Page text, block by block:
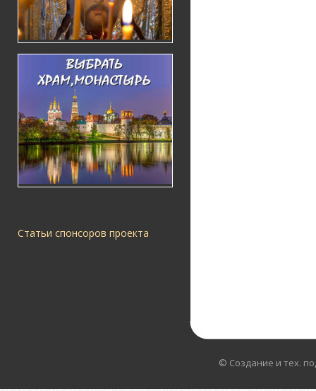
Статьи спонсоров проекта
© Создание и тех.